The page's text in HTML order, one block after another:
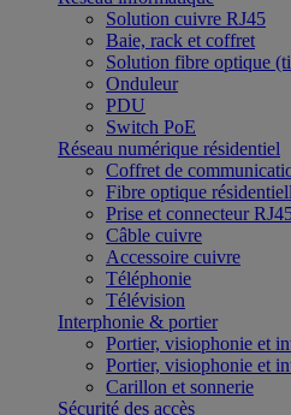
Solution cuivre RJ45
Baie, rack et coffret
Solution fibre optique
Onduleur
PDU
Switch PoE
Réseau numérique résidentiel
Coffret de
Fibre optique
Prise et connecteur
Câble cuivre
Accessoire cuivre
Téléphonie
Télévision
Interphonie & portier
Portier, visiophonie et
Portier, visiophonie et
Carillon et sonnerie
Sécurité des accès